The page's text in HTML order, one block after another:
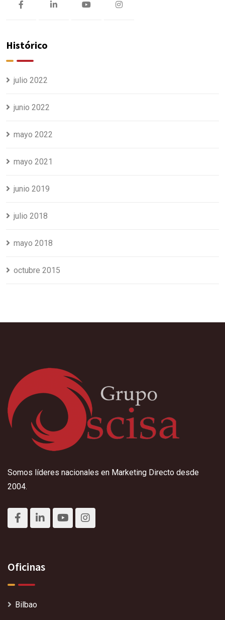
Histórico
julio 2022
junio 2022
mayo 2022
mayo 2021
junio 2019
julio 2018
mayo 2018
octubre 2015
Somos líderes nacionales en Marketing Directo desde
2004.
Oficinas
Bilbao